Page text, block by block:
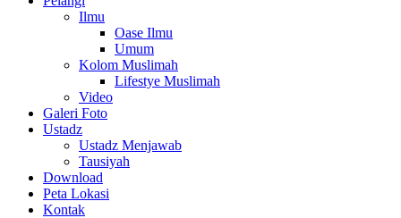
Ilmu
Oase Ilmu
Umum
Kolom Muslimah
Lifestye Muslimah
Video
Galeri Foto
Ustadz
Ustadz Menjawab
Tausiyah
Download
Peta Lokasi
Kontak